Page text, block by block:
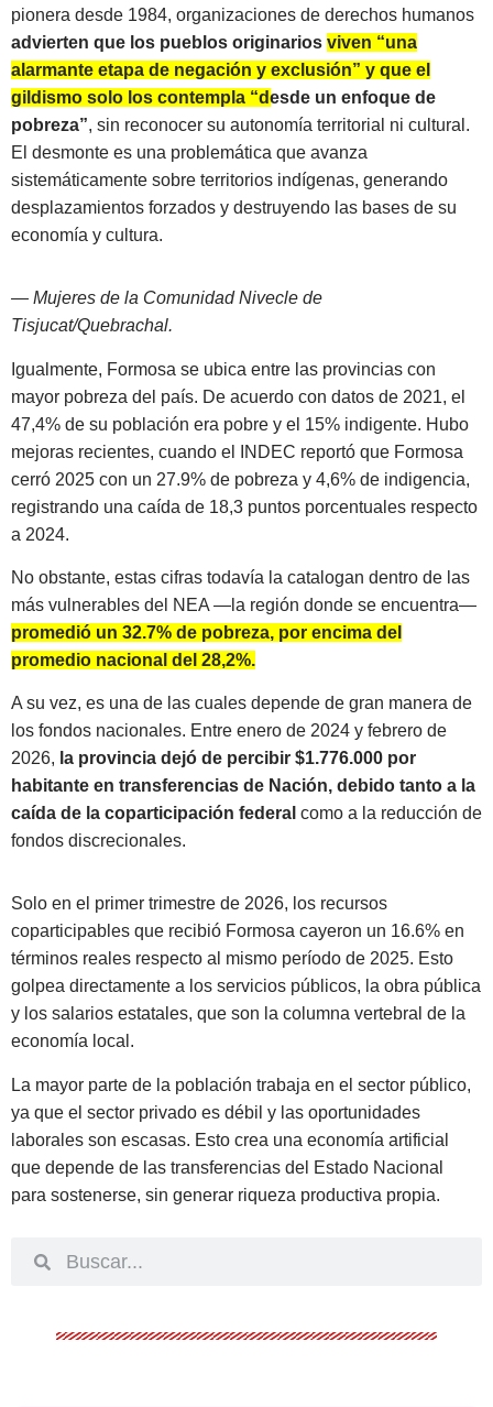
pionera desde 1984, organizaciones de derechos humanos
advierten que los pueblos originarios viven “una
alarmante etapa de negación y exclusión” y que el
gildismo solo los contempla “desde un enfoque de
pobreza”, sin reconocer su autonomía territorial ni cultural.
El desmonte es una problemática que avanza
sistemáticamente sobre territorios indígenas, generando
desplazamientos forzados y destruyendo las bases de su
economía y cultura.
— Mujeres de la Comunidad Nivecle de
Tisjucat/Quebrachal.
Igualmente, Formosa se ubica entre las provincias con
mayor pobreza del país. De acuerdo con datos de 2021, el
47,4% de su población era pobre y el 15% indigente. Hubo
mejoras recientes, cuando el INDEC reportó que Formosa
cerró 2025 con un 27.9% de pobreza y 4,6% de indigencia,
registrando una caída de 18,3 puntos porcentuales respecto
a 2024.
No obstante, estas cifras todavía la catalogan dentro de las
más vulnerables del NEA —la región donde se encuentra—
promedió un 32.7% de pobreza, por encima del
promedio nacional del 28,2%.
A su vez, es una de las cuales depende de gran manera de
los fondos nacionales. Entre enero de 2024 y febrero de
2026, la provincia dejó de percibir $1.776.000 por
habitante en transferencias de Nación, debido tanto a la
caída de la coparticipación federal como a la reducción de
fondos discrecionales.
Solo en el primer trimestre de 2026, los recursos
coparticipables que recibió Formosa cayeron un 16.6% en
términos reales respecto al mismo período de 2025. Esto
golpea directamente a los servicios públicos, la obra pública
y los salarios estatales, que son la columna vertebral de la
economía local.
La mayor parte de la población trabaja en el sector público,
ya que el sector privado es débil y las oportunidades
laborales son escasas. Esto crea una economía artificial
que depende de las transferencias del Estado Nacional
para sostenerse, sin generar riqueza productiva propia.